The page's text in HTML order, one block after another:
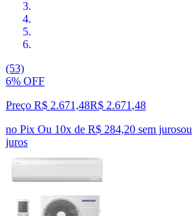
(53)
6% OFF
Preço R$ 2.671,48R$ 2.671 ,48
no Pix Ou 10x de R$ 284,20 sem jurosou
juros